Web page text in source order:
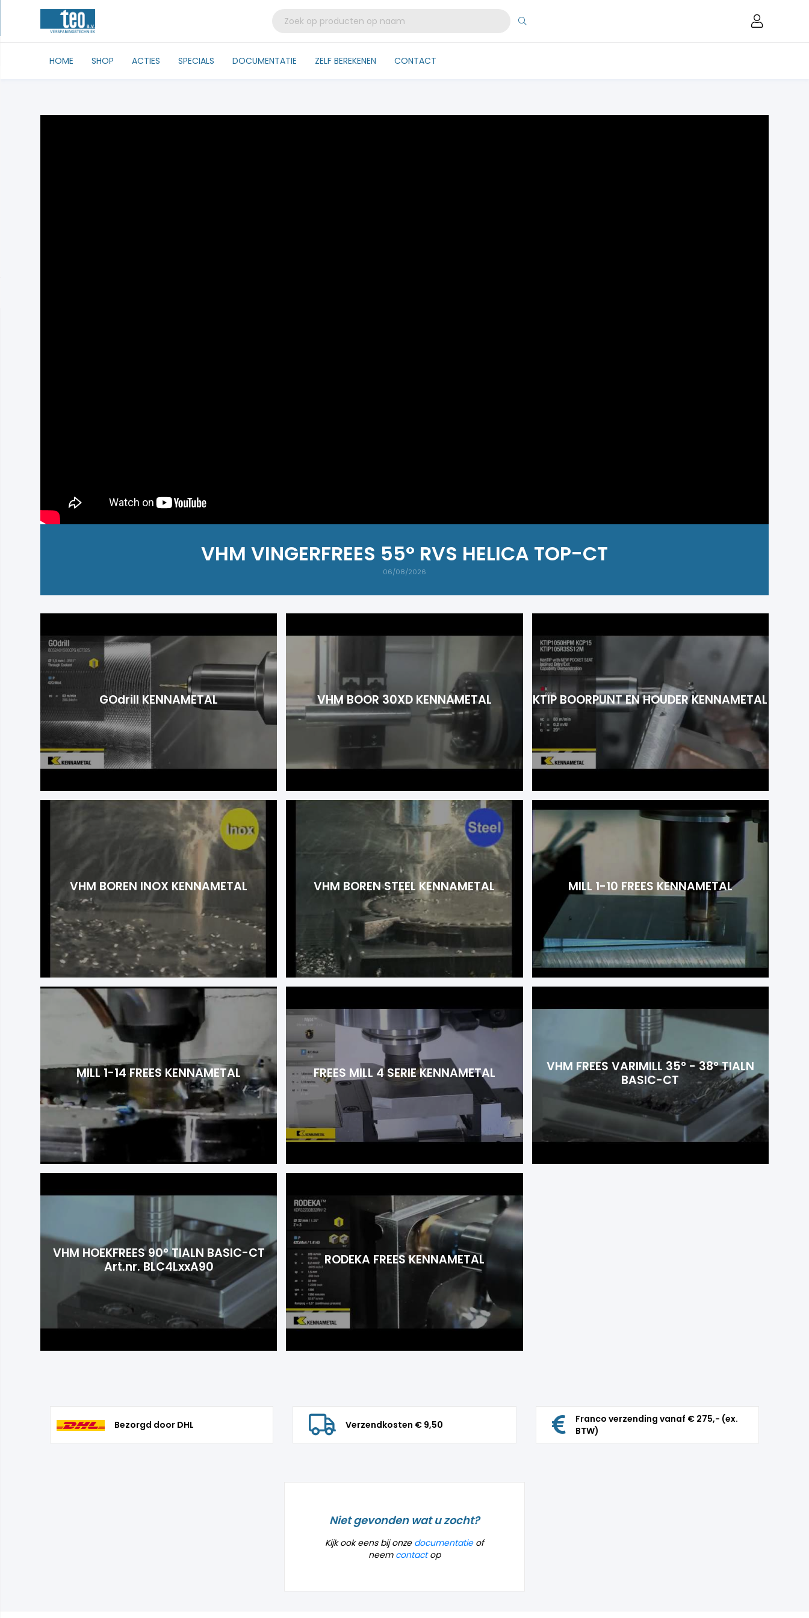
HOME SHOP ACTIES SPECIALS DOCUMENTATIE ZELF BEREKENEN CONTACT
VHM VINGERFREES 55° RVS HELICA TOP-CT
06/08/2026
GOdrill KENNAMETAL VHM BOOR 30XD KENNAMETAL KTIP BOORPUNT EN HOUDER KENNAMETAL
VHM BOREN INOX KENNAMETAL VHM BOREN STEEL KENNAMETAL MILL 1-10 FREES KENNAMETAL
MILL 1-14 FREES KENNAMETAL FREES MILL 4 SERIE KENNAMETAL
VHM FREES VARIMILL 35° - 38° TIALN
BASIC-CT
VHM HOEKFREES 90° TIALN BASIC-CT
Art.nr. BLC4LxxA90
RODEKA FREES KENNAMETAL
Bezorgd door DHL Verzendkosten € 9,50
Franco verzending vanaf € 275,- (ex.
BTW)
Niet gevonden wat u zocht?
Kijk ook eens bij onze documentatieof
neem contactop